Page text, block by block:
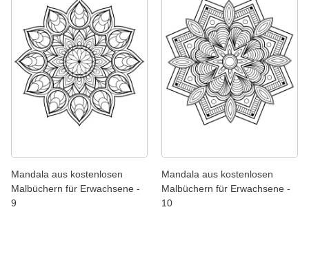
Mandala aus kostenlosen
Malbüchern für Erwachsene -
9
Mandala aus kostenlosen
Malbüchern für Erwachsene -
10